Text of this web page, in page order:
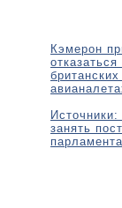
Кэмерон
занять